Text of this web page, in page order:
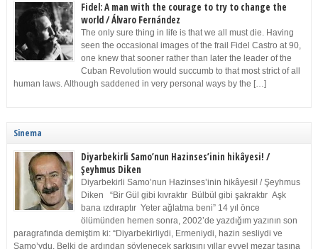
Fidel: A man with the courage to try to change the
world / Álvaro Fernández
The only sure thing in life is that we all must die. Having
seen the occasional images of the frail Fidel Castro at 90,
one knew that sooner rather than later the leader of the
Cuban Revolution would succumb to that most strict of all
human laws. Although saddened in very personal ways by the […]
Sinema
Diyarbekirli Samo’nun Hazinses’inin hikâyesi! /
Şeyhmus Diken
Diyarbekirli Samo’nun Hazinses’inin hikâyesi! / Şeyhmus
Diken “Bir Gül gibi kıvraktır Bülbül gibi şakraktır Aşk
bana ızdıraptır Yeter ağlatma beni” 14 yıl önce
ölümünden hemen sonra, 2002’de yazdığım yazının son
paragrafında demiştim ki: “Diyarbekirliydi, Ermeniydi, hazin sesliydi ve
Samo’ydu. Belki de ardından söylenecek şarkısını yıllar evvel mezar taşına